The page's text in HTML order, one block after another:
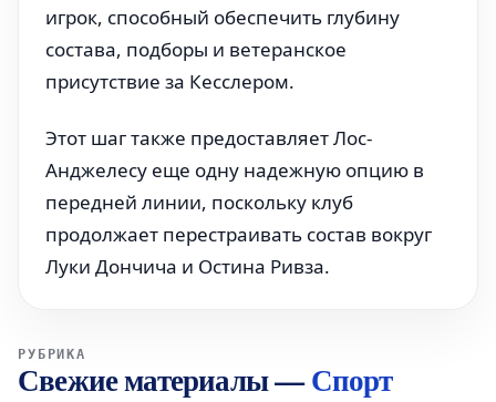
игрок, способный обеспечить глубину
состава, подборы и ветеранское
присутствие за Кесслером.
Этот шаг также предоставляет Лос-
Анджелесу еще одну надежную опцию в
передней линии, поскольку клуб
продолжает перестраивать состав вокруг
Луки Дончича и Остина Ривза.
РУБРИКА
Свежие материалы—Спорт